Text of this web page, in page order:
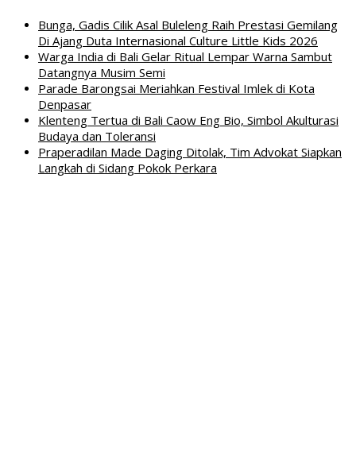
Bunga, Gadis Cilik Asal Buleleng Raih Prestasi Gemilang
Di Ajang Duta Internasional Culture Little Kids 2026
Warga India di Bali Gelar Ritual Lempar Warna Sambut
Datangnya Musim Semi
Parade Barongsai Meriahkan Festival Imlek di Kota
Denpasar
Klenteng Tertua di Bali Caow Eng Bio, Simbol Akulturasi
Budaya dan Toleransi
Praperadilan Made Daging Ditolak, Tim Advokat Siapkan
Langkah di Sidang Pokok Perkara